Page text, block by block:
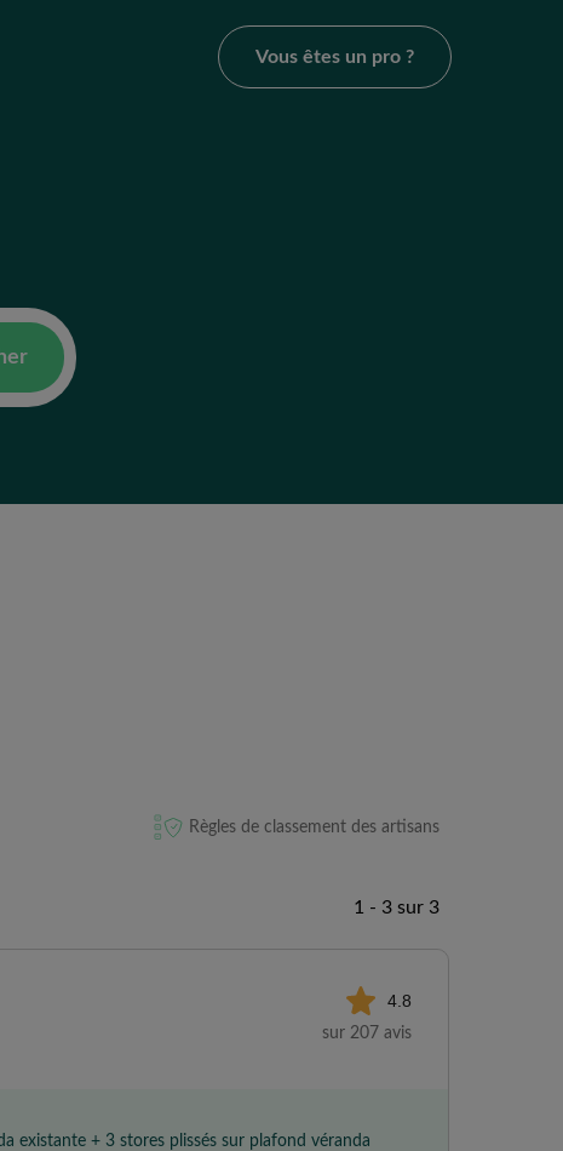
Vous êtes un pro ?
Règles de classement des artisans
1 - 3 sur 3
4.8
sur 207 avis
existante + 3 stores plissés sur plafond véranda